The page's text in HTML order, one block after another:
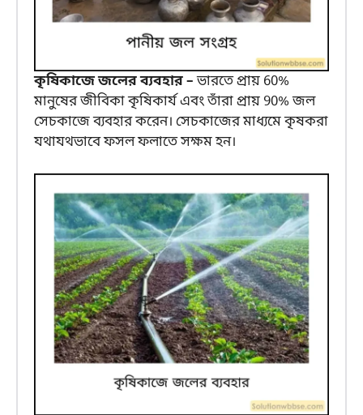
কৃষিকাজে জলের ব্যবহার –ভারতে প্রায় 60%
মানুষের জীবিকা কৃষিকার্য এবং তাঁরা প্রায় 90% জল
সেচকাজে ব্যবহার করেন। সেচকাজের মাধ্যমে কৃষকরা
যথাযথভাবে ফসল ফলাতে সক্ষম হন।